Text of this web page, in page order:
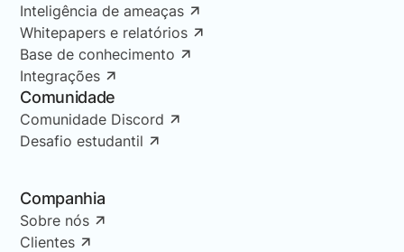
Inteligência de ameaças
Whitepapers e relatórios
Base de conhecimento
Integrações
Comunidade
Comunidade Discord
Desafio estudantil
Companhia
Sobre nós
Clientes